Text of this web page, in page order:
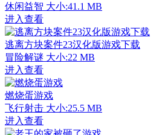
休闲益智 大小:41.1 MB
进入查看
逃离方块案件23汉化版游戏下载
冒险解谜 大小:22 MB
进入查看
燃烧蛋游戏
飞行射击 大小:25.5 MB
进入查看